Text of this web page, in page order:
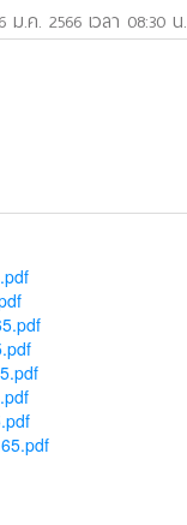
.ค. 2566 เวลา 08:30 น.